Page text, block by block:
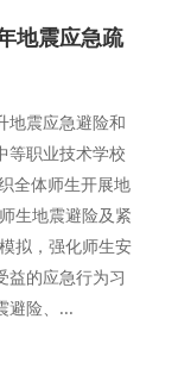
地震应急疏
地震应急避险和
等职业技术学校
全体师生开展地
生地震避险及紧
拟，强化师生安
益的应急行为习
避险、...